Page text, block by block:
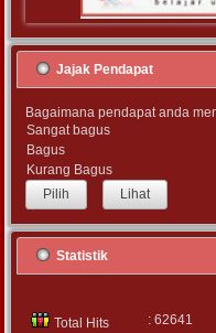
Jajak Pendapat
Bagaimana pendapat anda
Sangat bagus
Bagus
Kurang Bagus
Lihat
Statistik
Total Hits
: 62641